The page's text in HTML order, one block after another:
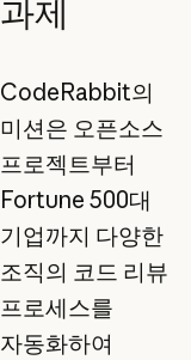
과제
CodeRabbit의
미션은 오픈소스
프로젝트부터
Fortune 500대
기업까지 다양한
조직의 코드 리뷰
프로세스를
자동화하여